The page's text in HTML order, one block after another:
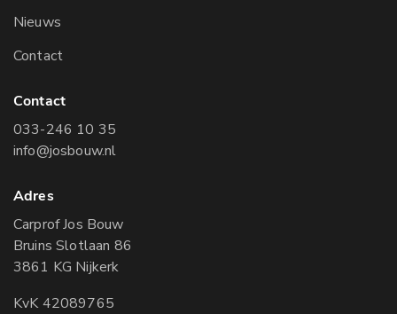
Nieuws
Contact
Contact
033-246 10 35
info@josbouw.nl
Adres
Carprof Jos Bouw
Bruins Slotlaan 86
3861 KG Nijkerk
KvK 42089765